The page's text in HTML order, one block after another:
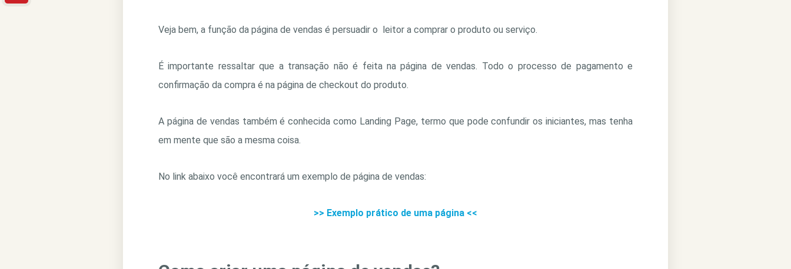
Veja bem, a função da página de vendas é persuadir o leitor a comprar o produto ou serviço.
É importante ressaltar que a transação não é feita na página de vendas. Todo o processo de pagamento e
confirmação da compra é na página de checkout do produto.
A página de vendas também é conhecida como Landing Page, termo que pode confundir os iniciantes, mas tenha
em mente que são a mesma coisa.
No link abaixo você encontrará um exemplo de página de vendas:
>> Exemplo prático de uma página <<